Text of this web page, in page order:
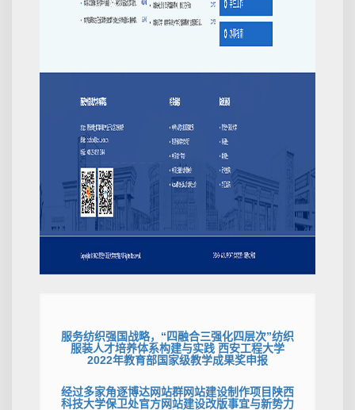
服务纺织强国战略，“四融合三强化四层次”纺织
服装人才培养体系构建与实践 西安工程大学
2022年教育部国家级教学成果奖申报
经过多家角逐博达网站群网站建设制作项目陕西
科技大学保卫处官方网站建设改版事宜与新势力